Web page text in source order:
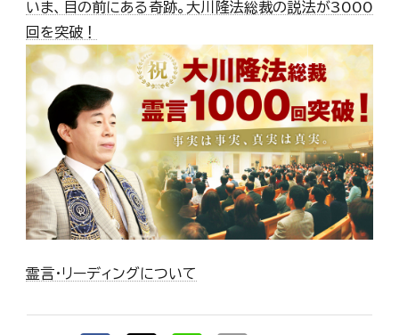
いま、目の前にある奇跡。大川隆法総裁の説法が3000
回を突破！
霊言・リーディングについて